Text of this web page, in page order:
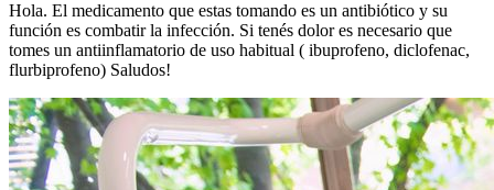
Hola. El medicamento que estas tomando es un antibiótico y su
función es combatir la infección. Si tenés dolor es necesario que
tomes un antiinflamatorio de uso habitual ( ibuprofeno, diclofenac,
flurbiprofeno) Saludos!